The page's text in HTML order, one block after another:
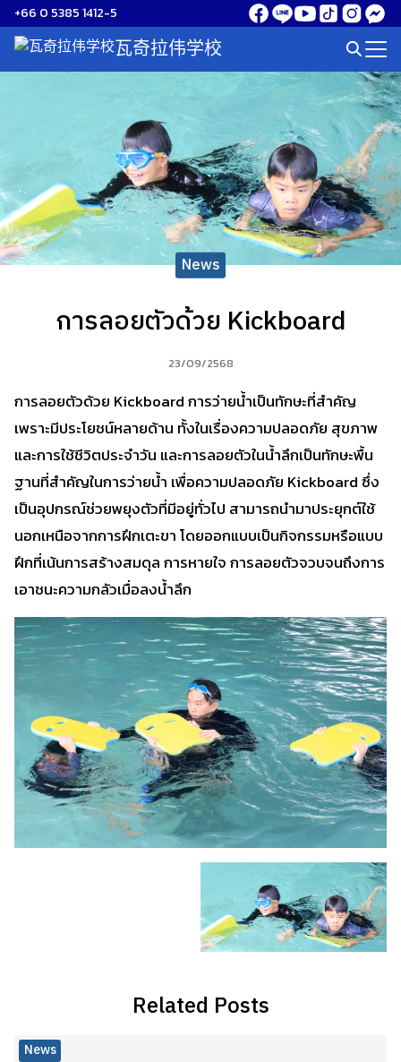
Skip
to
content
+66 0 5385 1412-5
瓦奇拉伟学校
Search
for:
News
การลอยตัวด้วย Kickboard
23/09/2568
การลอยตัวด้วย Kickboard การว่ายน้ำเป็นทักษะที่สำคัญ
เพราะมีประโยชน์หลายด้าน ทั้งในเรื่องความปลอดภัย สุขภาพ
และการใช้ชีวิตประจำวัน และการลอยตัวในน้ำลึกเป็นทักษะพื้น
ฐานที่สำคัญในการว่ายน้ำ เพื่อความปลอดภัย Kickboard ซึ่ง
เป็นอุปกรณ์ช่วยพยุงตัวที่มีอยู่ทั่วไป สามารถนำมาประยุกต์ใช้
นอกเหนือจากการฝึกเตะขา โดยออกแบบเป็นกิจกรรมหรือแบบ
ฝึกที่เน้นการสร้างสมดุล การหายใจ การลอยตัวจวบจนถึงการ
เอาชนะความกลัวเมื่อลงน้ำลึก
Related Posts
News